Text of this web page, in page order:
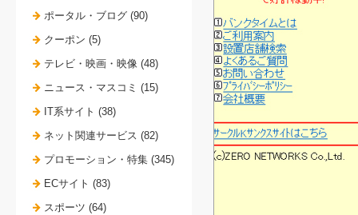
ポータル・ブログ (90)
クーポン (5)
テレビ・映画・映像 (48)
ニュース・マスコミ (15)
IT系サイト (38)
ネット関連サービス (82)
プロモーション・特集 (345)
ECサイト (83)
スポーツ (64)